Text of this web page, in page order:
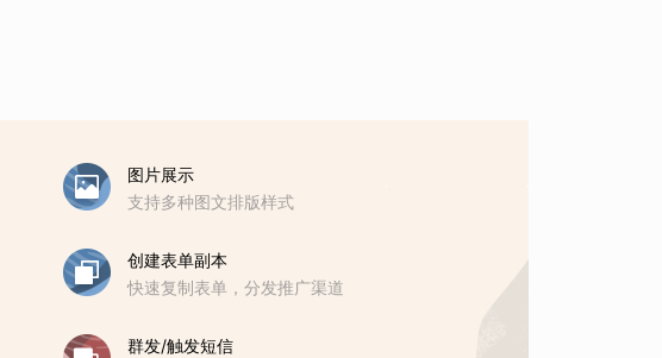
图片展示
支持多种图文排版样式
创建表单副本
快速复制表单，分发推广渠道
群发/触发短信